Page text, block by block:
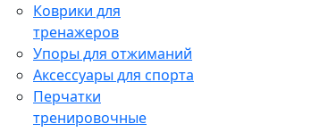
Коврики для
тренажеров
Упоры для отжиманий
Аксессуары для спорта
Перчатки
тренировочные